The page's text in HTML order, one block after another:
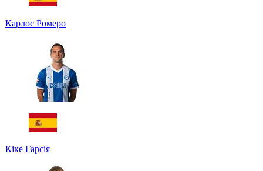
Карлос Ромеро
Кіке Гарсія